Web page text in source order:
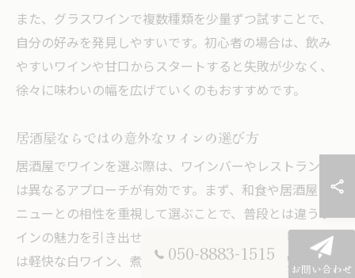
また、グラスワインで複数種類を少量ずつ試すことで、
自分の好みを発見しやすいです。初心者の場合は、飲み
やすいワインや甘口からスタートすると失敗が少なく、
徐々に味わいの幅を広げていくのもおすすめです。
居酒屋ならではの意外なワインの選び方
居酒屋でワインを選ぶ際は、ワインバーやレストランと
は異なるアプローチが有効です。まず、和食や居酒屋メ
ニューとの相性を重視して選ぶことで、普段とは違うワ
インの魅力を引き出せます。例えば、天ぷらや焼き鳥に
は軽快な白ワイン、煮込み料理にはやや重めの赤ワイン
050-8883-1515
お問い合わせ